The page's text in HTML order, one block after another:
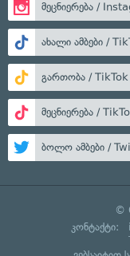
მეცნიერება /
ახალი ამბები /
გართობა / TikTok
მეცნიერება /
ბოლო ამბები /
©
კონტაქტი: